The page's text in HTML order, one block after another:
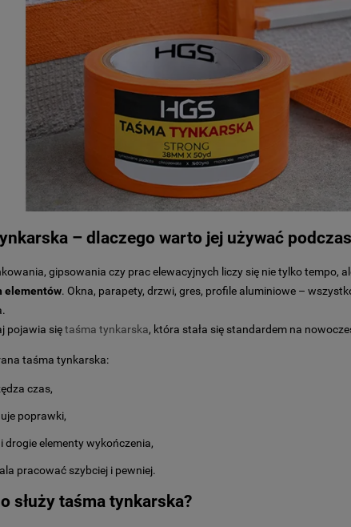
– dlaczego warto jej używać
gipsowania czy prac elewacyjnych liczy się nie tylko tempo,
elementów. Okna, parapety, drzwi, gres, profile aluminiowe –
pojawia siętaśma tynkarska, która stała się standardem na
taśma tynkarska:
czas,
poprawki,
drogie elementy wykończenia,
pracować szybciej i pewniej.
służy taśma tynkarska?